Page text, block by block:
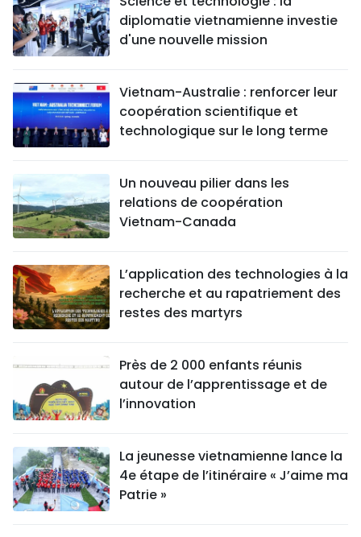
diplomatie vietnamienne investie
d'une nouvelle mission
Vietnam-Australie : renforcer leur
coopération scientifique et
technologique sur le long terme
Un nouveau pilier dans les
relations de coopération
Vietnam-Canada
L’application des technologies à la
recherche et au rapatriement des
restes des martyrs
Près de 2 000 enfants réunis
autour de l’apprentissage et de
l’innovation
La jeunesse vietnamienne lance la
4e étape de l’itinéraire « J’aime ma
Patrie »